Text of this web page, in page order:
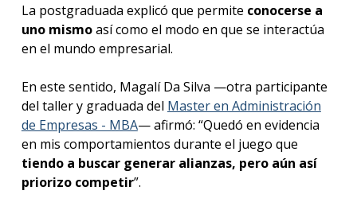
La postgraduada explicó que permite conocerse a
uno mismoasí como el modo en que se interactúa
en el mundo empresarial.
En este sentido, Magalí Da Silva —otra participante
del taller y graduada del Master en Administración
de Empresas - MBA— afirmó: “Quedó en evidencia
en mis comportamientos durante el juego que
tiendo a buscar generar alianzas, pero aún así
priorizo competir”.